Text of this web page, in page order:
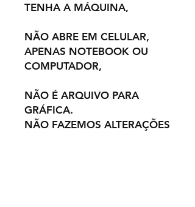
TENHA A MÁQUINA,
NÃO ABRE EM CELULAR,
APENAS NOTEBOOK OU
COMPUTADOR,
NÃO É ARQUIVO PARA
GRÁFICA.
NÃO FAZEMOS ALTERAÇÕES